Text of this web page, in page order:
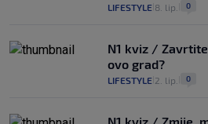
LIFESTYLE 8. lip. 0
N1 kviz /
ovo grad?
LIFESTYLE 2. lip. 0